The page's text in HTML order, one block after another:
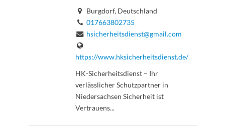
Burgdorf, Deutschland
017663802735
hsicherheitsdienst@gmail.com
https://www.hksicherheitsdienst.de/
HK-Sicherheitsdienst – Ihr
verlässlicher Schutzpartner in
Niedersachsen Sicherheit ist
Vertrauens...